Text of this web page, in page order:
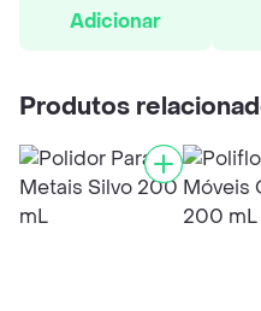
Adicionar
Produtos